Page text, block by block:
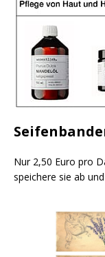
Nur 2,50 Euro pro
speichere sie ab